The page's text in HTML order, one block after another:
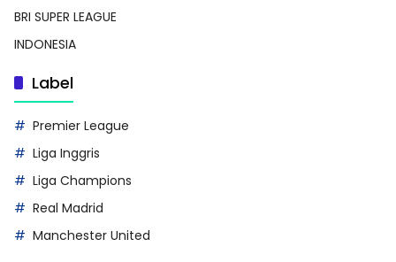
BRI SUPER LEAGUE
INDONESIA
Label
Premier League
Liga Inggris
Liga Champions
Real Madrid
Manchester United